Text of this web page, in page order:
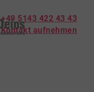
+49 5143 422 43 43
Kontakt aufnehmen